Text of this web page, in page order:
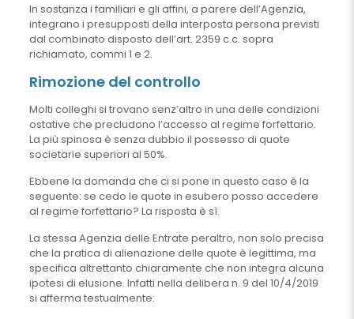
In sostanza i familiari e gli affini, a parere dell’Agenzia,
integrano i presupposti della interposta persona previsti
dal combinato disposto dell’art. 2359 c.c. sopra
richiamato, commi 1 e 2.
Rimozione del controllo
Molti colleghi si trovano senz’altro in una delle condizioni
ostative che precludono l’accesso al regime forfettario.
La più spinosa è senza dubbio il possesso di quote
societarie superiori al 50%.
Ebbene la domanda che ci si pone in questo caso è la
seguente: se cedo le quote in esubero posso accedere
al regime forfettario? La risposta è sì.
La stessa Agenzia delle Entrate peraltro, non solo precisa
che la pratica di alienazione delle quote è legittima, ma
specifica altrettanto chiaramente che non integra alcuna
ipotesi di elusione. Infatti nella delibera n. 9 del 10/4/2019
si afferma testualmente: